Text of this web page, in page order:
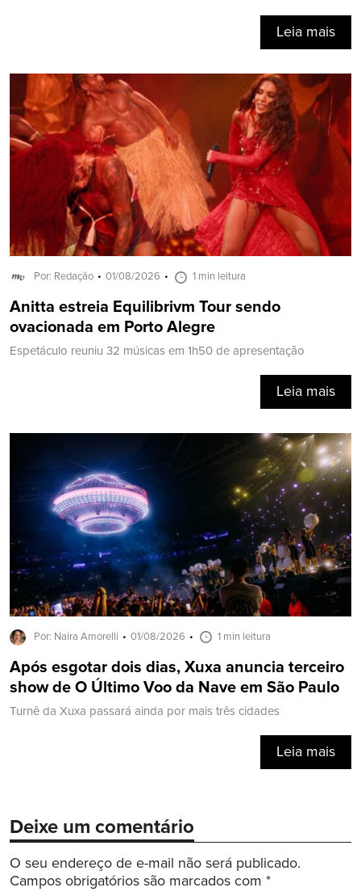
Leia mais
Por: Redação 01/08/2026 1 min leitura
Anitta estreia Equilibrivm Tour sendo
ovacionada em Porto Alegre
Espetáculo reuniu 32 músicas em 1h50 de apresentação
Leia mais
Por: Naira Amorelli 01/08/2026 1 min leitura
Após esgotar dois dias, Xuxa anuncia terceiro
show de O Último Voo da Nave em São Paulo
Turnê da Xuxa passará ainda por mais três cidades
Leia mais
Deixe um comentário
O seu endereço de e-mail não será publicado.
Campos obrigatórios são marcados com *